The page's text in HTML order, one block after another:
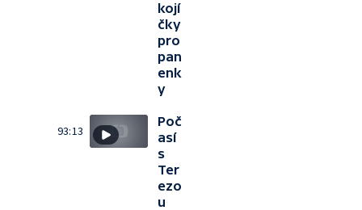
kojí
čky
pro
pan
enk
y
93:13
Poč
así
s
Ter
ezo
u